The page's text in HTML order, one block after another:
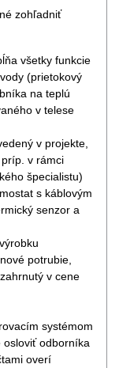
zohľadniť
všetky funkcie
(prietokový
na teplú
v telese
v projekte,
v rámci
špecialistu)
s káblovým
senzor a
potrubie,
v cene
systémom
odborníka
overí